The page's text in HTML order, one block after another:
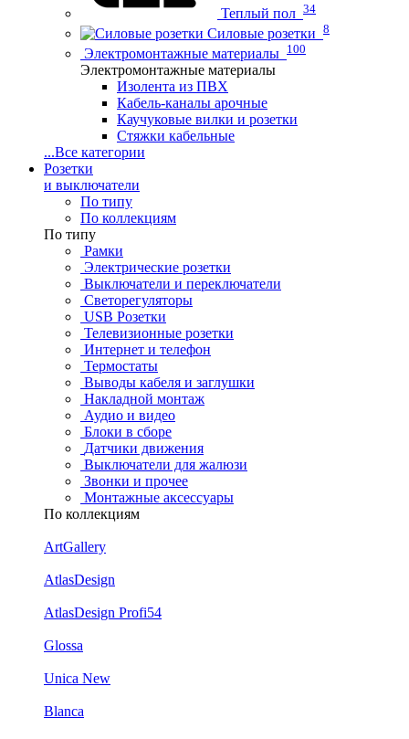
Теплый пол 34
Силовые розетки 8
Электромонтажные материалы 100
Электромонтажные материалы
Изолента из ПВХ
Кабель-каналы арочные
Каучуковые вилки и розетки
Стяжки кабельные
...Все категории
Розетки
и выключатели
По типу
По коллекциям
По типу
Рамки
Электрические розетки
Выключатели и переключатели
Светорегуляторы
USB Розетки
Телевизионные розетки
Интернет и телефон
Термостаты
Выводы кабеля и заглушки
Накладной монтаж
Аудио и видео
Блоки в сборе
Датчики движения
Выключатели для жалюзи
Звонки и прочее
Монтажные аксессуары
По коллекциям
ArtGallery
AtlasDesign
AtlasDesign Profi54
Glossa
Unica New
Blanca